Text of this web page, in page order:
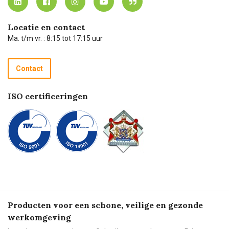
Carel Lurvink App
Hulp op afstand
Technische dienst
Recycle programma
Betalen
Carel Lurvink Blog
Carel de podcast
Locatie en contact
Ma. t/m vr. : 8:15 tot 17:15 uur
Contact
ISO certificeringen
Producten voor een schone, veilige en gezonde
werkomgeving